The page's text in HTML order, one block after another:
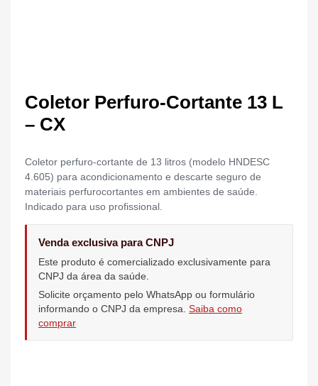
Coletor Perfuro-Cortante 13 L
– CX
Coletor perfuro-cortante de 13 litros (modelo HNDESC
4.605) para acondicionamento e descarte seguro de
materiais perfurocortantes em ambientes de saúde.
Indicado para uso profissional.
Venda exclusiva para CNPJ
Este produto é comercializado exclusivamente para
CNPJ da área da saúde.
Solicite orçamento pelo WhatsApp ou formulário
informando o CNPJ da empresa. Saiba como
comprar